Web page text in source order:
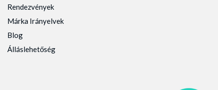
Rendezvények
Márka Irányelvek
Blog
Álláslehetőség